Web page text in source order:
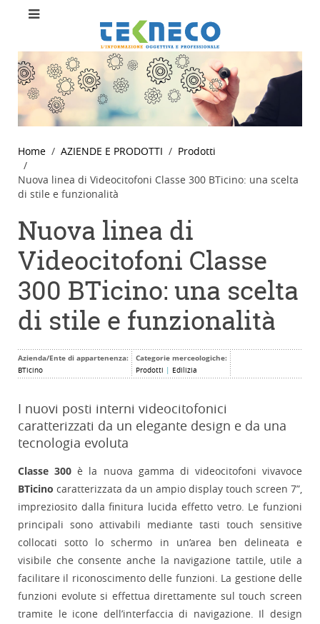
Home AZIENDE E PRODOTTI Prodotti
Nuova linea di Videocitofoni Classe 300 BTicino: una scelta
di stile e funzionalità
Nuova linea di
Videocitofoni Classe
300 BTicino: una scelta
di stile e funzionalità
Azienda/Ente di appartenenza:
BTicino
Categorie merceologiche:
Prodotti Edilizia
I nuovi posti interni videocitofonici
caratterizzati da un elegante design e da una
tecnologia evoluta
Classe 300 è la nuova gamma di videocitofoni vivavoce
BTicino caratterizzata da un ampio display touch screen 7”,
impreziosito dalla finitura lucida effetto vetro. Le funzioni
principali sono attivabili mediante tasti touch sensitive
collocati sotto lo schermo in un’area ben delineata e
visibile che consente anche la navigazione tattile, utile a
facilitare il riconoscimento delle funzioni. La gestione delle
funzioni evolute si effettua direttamente sul touch screen
tramite le icone dell’interfaccia di navigazione. Il design